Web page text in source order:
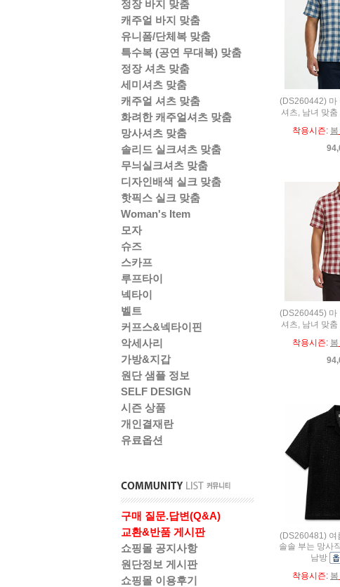
정장 바지 맞춤
캐주얼 바지 맞춤
유니폼/단체복 맞춤
특수복 (공연 무대복) 맞춤
정장 셔츠 맞춤
세미셔츠 맞춤
캐주얼 셔츠 맞춤
화려한 캐주얼셔츠 맞춤
망사셔츠 맞춤
솔리드 실크셔츠 맞춤
무늬실크셔츠 맞춤
디자인배색 실크 맞춤
핫픽스 실크 맞춤
Woman's Item
모자
슈즈
스카프
루프타이
넥타이
벨트
커프스&넥타이핀
악세사리
가방&지갑
원단 샘플 정보
SELF DESIGN
시즌 상품
개인결재란
유료옵션
구매 질문.답변(Q&A)
교환&반품 게시판
쇼핑몰 공지사항
원단정보 게시판
쇼핑몰 이용후기
(DS260442) 마
셔츠, 남녀 맞춤
착용시즌: 봄
(DS260445) 마
셔츠, 남녀 맞춤
착용시즌: 봄
(DS260481) 여
솔솔 부는 망사
남방
착용시즌: 봄